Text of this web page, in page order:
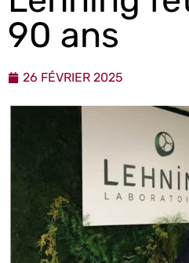
90 ans
26 FÉVRIER 2025